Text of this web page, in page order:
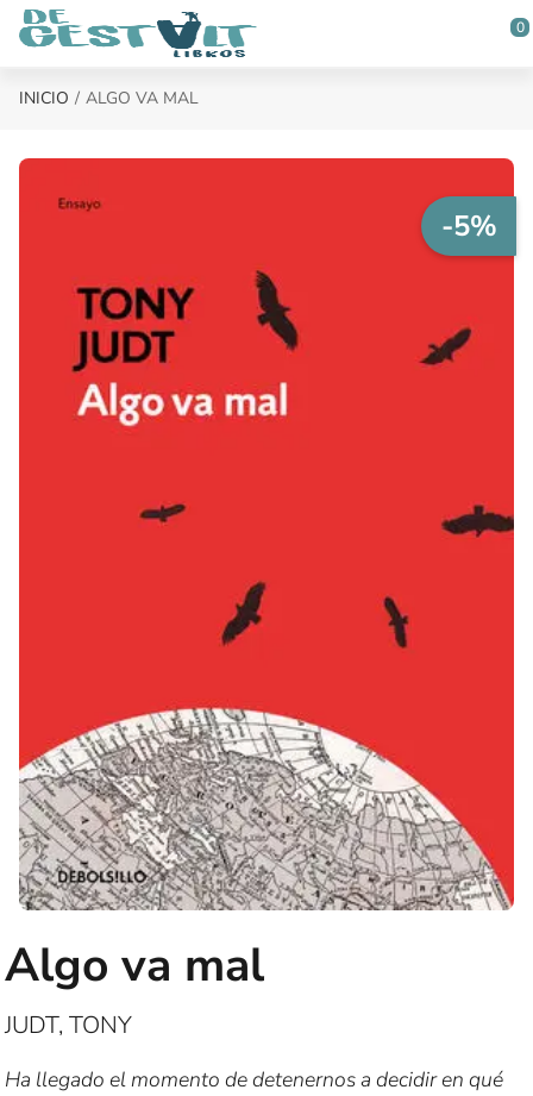
Saltar al contenido principal
0
INICIO ALGO VA MAL
-5%
Algo va mal
JUDT, TONY
Ha llegado el momento de detenernos a decidir en qué